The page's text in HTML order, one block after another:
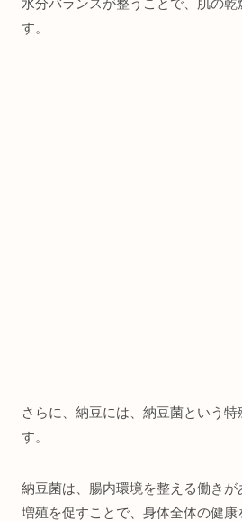
水分バランスが整うことで、肌の乾
す。
さらに、納豆には、納豆菌という
す。
納豆菌は、腸内環境を整える働き
増殖を促すことで、身体全体の健康